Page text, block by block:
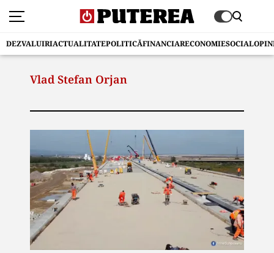
DEZVALUIRIACTUALITATEPOLITICĂFINANCIARECONOMIESOCIAL
Vlad Stefan Orjan